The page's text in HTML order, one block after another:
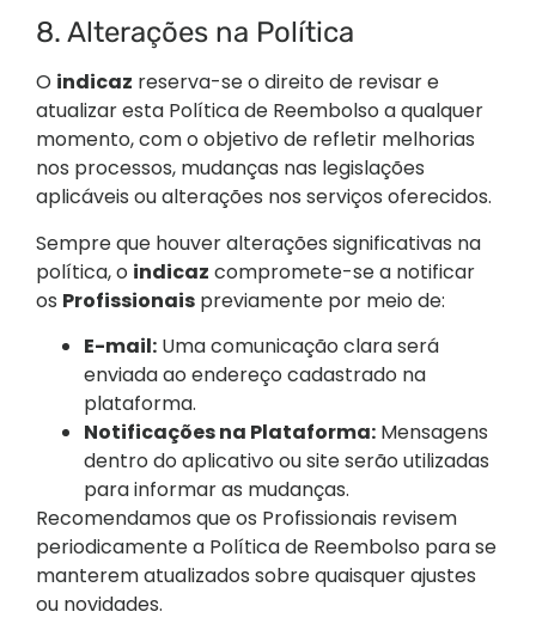
8. Alterações na Política
O indicaz reserva-se o direito de revisar e
atualizar esta Política de Reembolso a qualquer
momento, com o objetivo de refletir melhorias
nos processos, mudanças nas legislações
aplicáveis ou alterações nos serviços oferecidos.
Sempre que houver alterações significativas na
política, o indicaz compromete-se a notificar
os Profissionaispreviamente por meio de:
E-mail:Uma comunicação clara será
enviada ao endereço cadastrado na
plataforma.
Notificações na Plataforma:Mensagens
dentro do aplicativo ou site serão utilizadas
para informar as mudanças.
Recomendamos que os Profissionais revisem
periodicamente a Política de Reembolso para se
manterem atualizados sobre quaisquer ajustes
ou novidades.